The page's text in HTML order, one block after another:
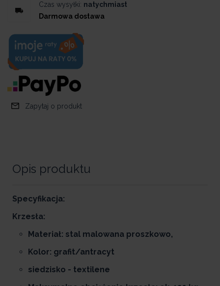
Czas wysyłki: natychmiast
Darmowa dostawa
Zapytaj o produkt
Opis produktu
Specyfikacja:
Krzesła:
Materiał: stal malowana proszkowo,
Kolor: grafit/antracyt
siedzisko - textilene